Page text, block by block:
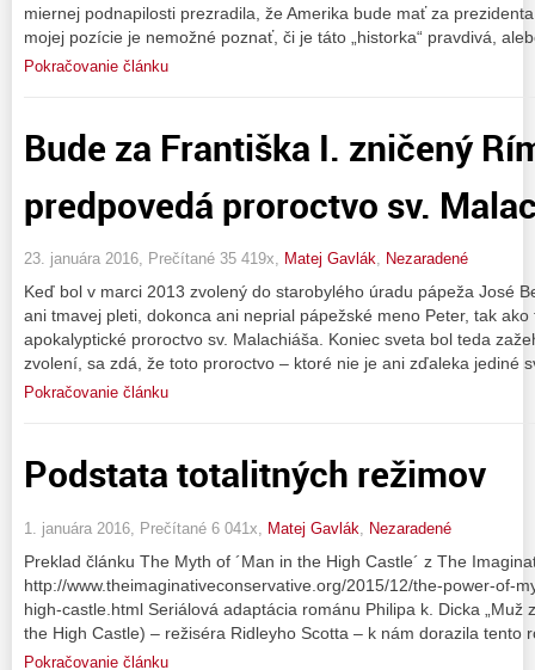
miernej podnapilosti prezradila, že Amerika bude mať za
mojej pozície je nemožné poznať, či je táto „historka“ pravdivá,
Pokračovanie článku
Bude za Františka I. zničený
predpovedá proroctvo sv.
23. januára 2016, Prečítané 35 419x, Matej Gavlák, Nezaradené
Keď bol v marci 2013 zvolený do starobylého úradu pápeža José
ani tmavej pleti, dokonca ani neprial pápežské meno Peter, tak
apokalyptické proroctvo sv. Malachiáša. Koniec sveta bol teda
zvolení, sa zdá, že toto proroctvo – ktoré nie je ani zďaleka jediné
Pokračovanie článku
Podstata totalitných režimov
1. januára 2016, Prečítané 6 041x, Matej Gavlák Nezaradené
Preklad článku The Myth of ´Man in the High Castle´ z The
http://www.theimaginativeconservative.org/2015/12/the-power-of-
high-castle.html Seriálová adaptácia románu Philipa k. Dicka „Muž
the High Castle) – režiséra Ridleyho Scotta – k nám dorazila tento
Pokračovanie článku